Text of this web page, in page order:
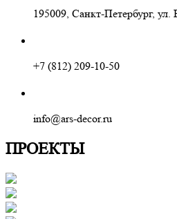
195009, Санкт-Петербург,
+7 (812) 209-10-50
info@ars-decor.ru
ПРОЕКТЫ